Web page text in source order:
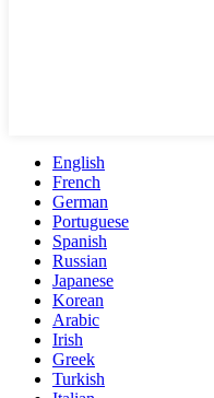
English
French
German
Portuguese
Spanish
Russian
Japanese
Korean
Arabic
Irish
Greek
Turkish